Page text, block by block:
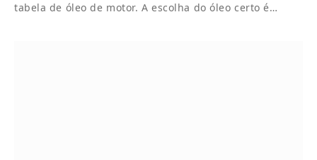
tabela de óleo de motor. A escolha do óleo certo é…